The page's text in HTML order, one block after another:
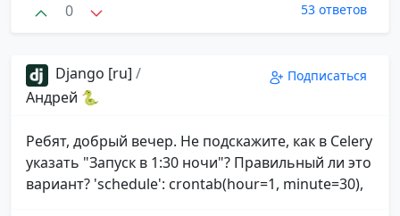
0 53 ответов
Django [ru] /
Андрей 🐍
Подписаться
Ребят, добрый вечер. Не подскажите, как в Celery
указать "Запуск в 1:30 ночи"? Правильный ли это
вариант? 'schedule': crontab(hour=1, minute=30),